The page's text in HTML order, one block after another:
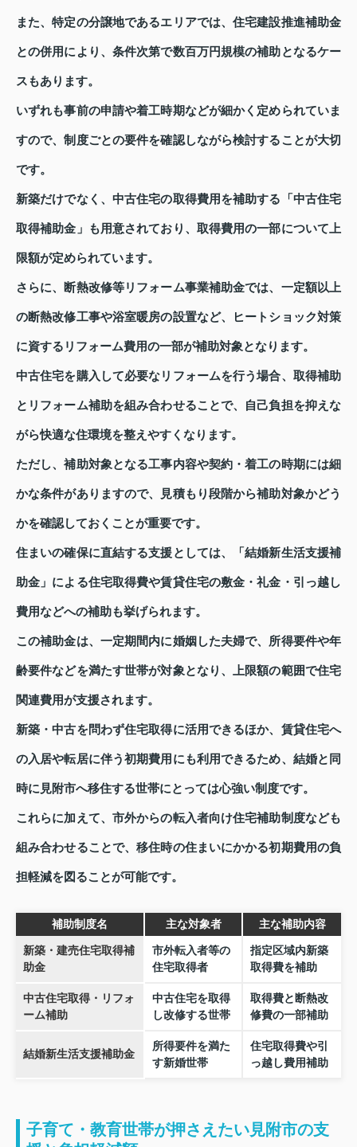
また、特定の分譲地であるエリアでは、住宅建設推進補助金
との併用により、条件次第で数百万円規模の補助となるケー
スもあります。
いずれも事前の申請や着工時期などが細かく定められていま
すので、制度ごとの要件を確認しながら検討することが大切
です。
新築だけでなく、中古住宅の取得費用を補助する「中古住宅
取得補助金」も用意されており、取得費用の一部について上
限額が定められています。
さらに、断熱改修等リフォーム事業補助金では、一定額以上
の断熱改修工事や浴室暖房の設置など、ヒートショック対策
に資するリフォーム費用の一部が補助対象となります。
中古住宅を購入して必要なリフォームを行う場合、取得補助
とリフォーム補助を組み合わせることで、自己負担を抑えな
がら快適な住環境を整えやすくなります。
ただし、補助対象となる工事内容や契約・着工の時期には細
かな条件がありますので、見積もり段階から補助対象かどう
かを確認しておくことが重要です。
住まいの確保に直結する支援としては、「結婚新生活支援補
助金」による住宅取得費や賃貸住宅の敷金・礼金・引っ越し
費用などへの補助も挙げられます。
この補助金は、一定期間内に婚姻した夫婦で、所得要件や年
齢要件などを満たす世帯が対象となり、上限額の範囲で住宅
関連費用が支援されます。
新築・中古を問わず住宅取得に活用できるほか、賃貸住宅へ
の入居や転居に伴う初期費用にも利用できるため、結婚と同
時に見附市へ移住する世帯にとっては心強い制度です。
これらに加えて、市外からの転入者向け住宅補助制度なども
組み合わせることで、移住時の住まいにかかる初期費用の負
担軽減を図ることが可能です。
補助制度名 主な対象者 主な補助内容
新築・建売住宅取得補
助金
市外転入者等の
住宅取得者
指定区域内新築
取得費を補助
中古住宅取得・リフォ
ーム補助
中古住宅を取得
し改修する世帯
取得費と断熱改
修費の一部補助
結婚新生活支援補助金
所得要件を満た
す新婚世帯
住宅取得費や引
っ越し費用補助
子育て・教育世帯が押さえたい見附市の支